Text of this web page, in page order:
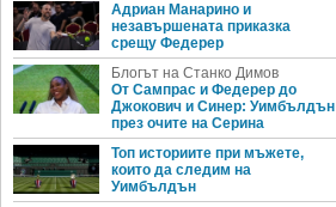
Адриан Манарино и
незавършената приказка
срещу Федерер
Блогът на Станко Димов
От Сампрас и Федерер до
Джокович и Синер: Уимбълдън
през очите на Серина
Топ историите при мъжете,
които да следим на
Уимбълдън